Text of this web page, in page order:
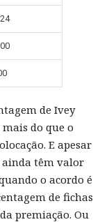
de Ivey
do que o
E apesar
têm valor
o acordo é
de fichas
premiação. Ou